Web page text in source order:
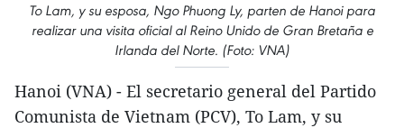
To Lam, y su esposa, Ngo Phuong Ly, parten de Hanoi para
realizar una visita oficial al Reino Unido de Gran Bretaña e
Irlanda del Norte. (Foto: VNA)
Hanoi (VNA) - El secretario general del Partido
Comunista de Vietnam (PCV), To Lam, y su